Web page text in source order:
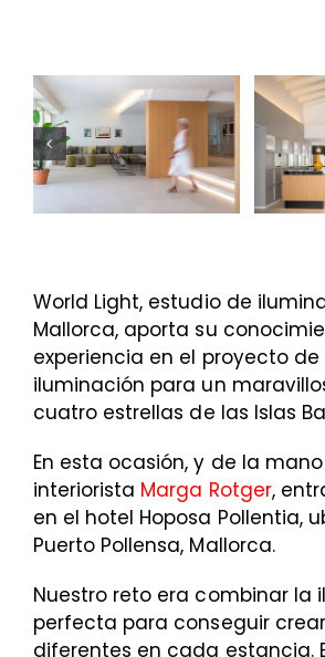
World Light, estudio de
Mallorca, aporta su
experiencia en el proyecto
iluminación para un
cuatro estrellas de las Islas
En esta ocasión, y de la
interiorista Marga Rotger,
en el hotel Hoposa Pollentia,
Puerto Pollensa, Mallorca.
Nuestro reto era combinar la
perfecta para conseguir
diferentes en cada estancia.